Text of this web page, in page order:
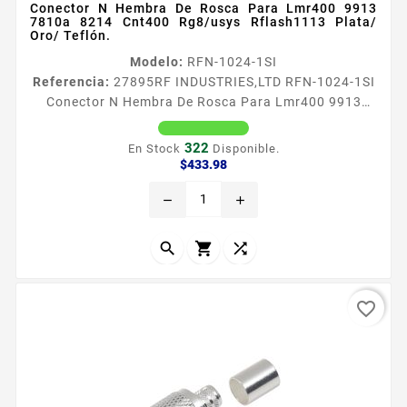
Conector N Hembra De Rosca Para Lmr400 9913
7810a 8214 Cnt400 Rg8/usys Rflash1113 Plata/
Oro/ Teflón.
Modelo: RFN-1024-1SI
Referencia: 27895RF INDUSTRIES,LTD RFN-1024-1SI
Conector N Hembra De Rosca Para Lmr400 9913
7810a 8214 Cnt400 Rg8/usys Rflash1113 Plata/
Oro/ Teflón. Conector N Hembra de Rosca para
LMR400 9913 8214 CNT400 RG8USYS RFLASH1113
LMR400 9913 7810A 8214 CNT400 RG8USYS
Bronce Plateado Contacto Central Oro Aislante...
En Stock 322 Disponible.
$433.98Precio
remove add
  
favorite_border